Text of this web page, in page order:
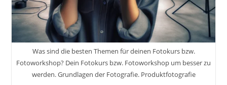
Was sind die besten Themen für deinen Fotokurs bzw.
Fotoworkshop? Dein Fotokurs bzw. Fotoworkshop um besser zu
werden. Grundlagen der Fotografie. Produktfotografie